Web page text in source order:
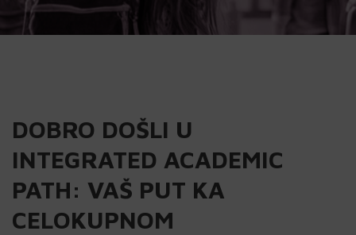
DOBRO DOŠLI U
INTEGRATED ACADEMIC
PATH: VAŠ PUT KA
CELOKUPNOM